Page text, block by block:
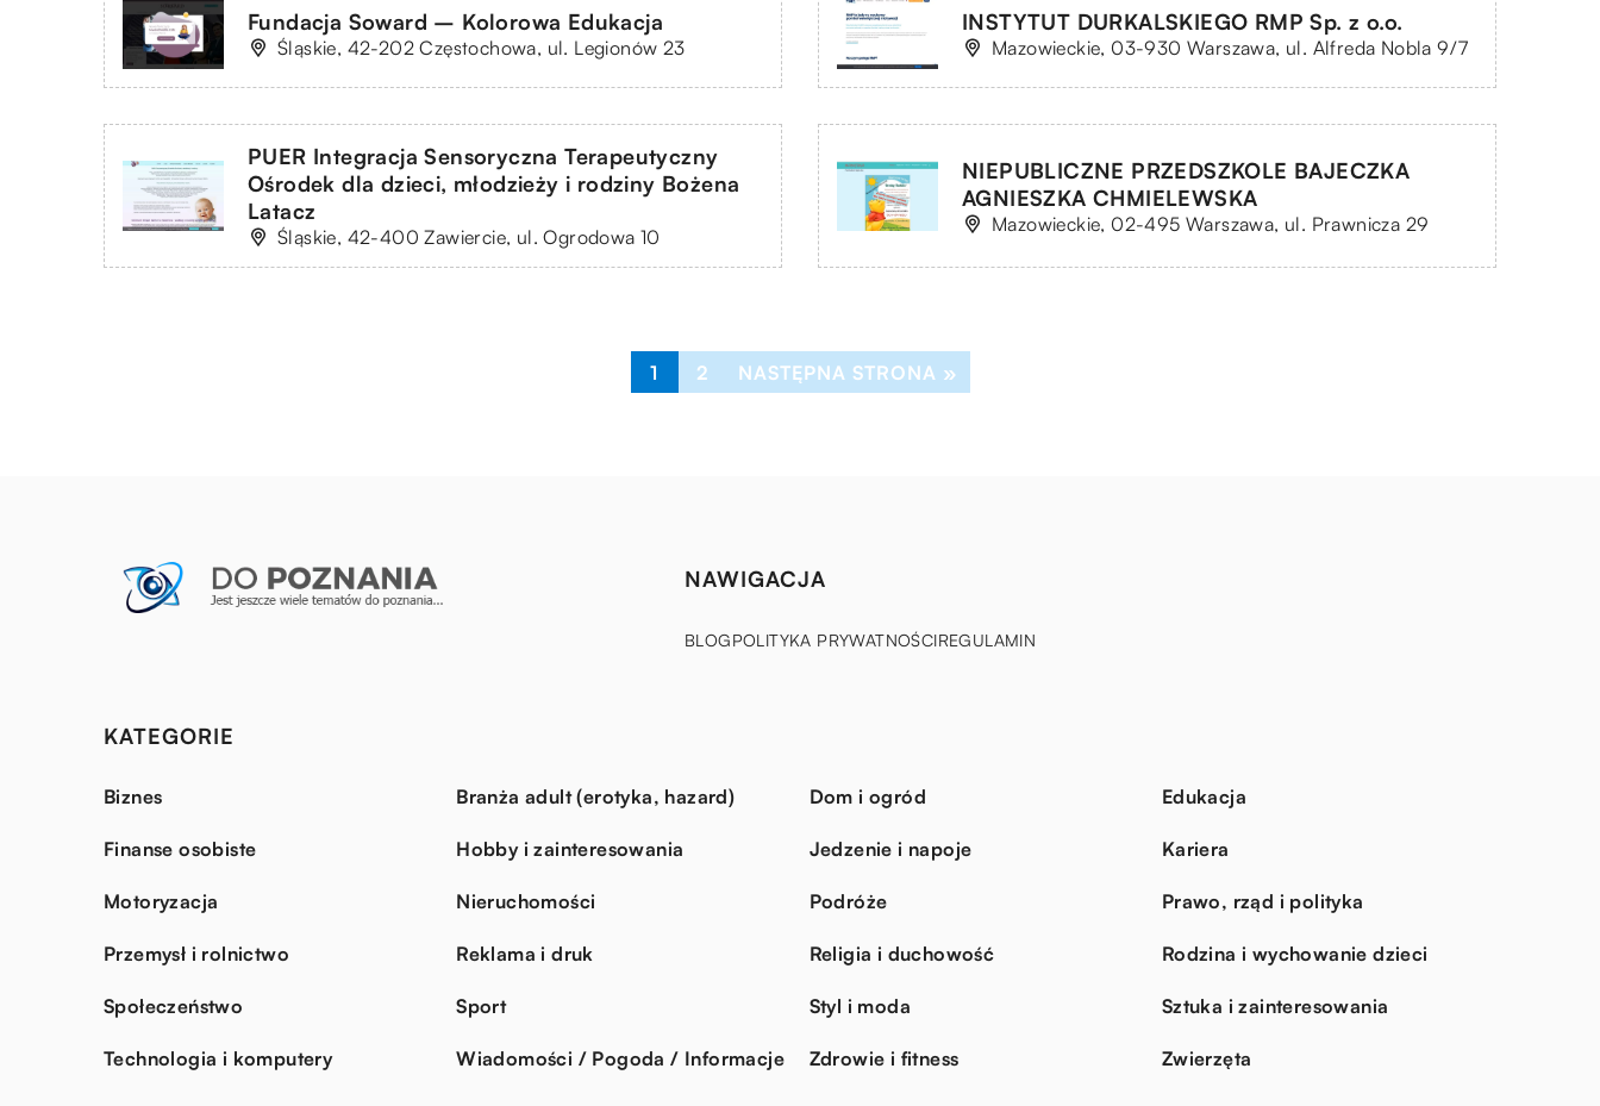
Fundacja Soward – Kolorowa Edukacja
Śląskie, 42-202 Częstochowa, ul. Legionów 23
INSTYTUT DURKALSKIEGO RMP Sp. z o.o.
Mazowieckie, 03-930 Warszawa, ul. Alfreda Nobla 9/7
PUER Integracja Sensoryczna Terapeutyczny
Ośrodek dla dzieci, młodzieży i rodziny Bożena
Latacz
Śląskie, 42-400 Zawiercie, ul. Ogrodowa 10
NIEPUBLICZNE PRZEDSZKOLE BAJECZKA
AGNIESZKA CHMIELEWSKA
Mazowieckie, 02-495 Warszawa, ul. Prawnicza 29
1 2 NASTĘPNA STRONA »
NAWIGACJA
BLOGPOLITYKA PRYWATNOŚCIREGULAMIN
KATEGORIE
Biznes Branża adult (erotyka, hazard) Dom i ogród Edukacja
Finanse osobiste Hobby i zainteresowania Jedzenie i napoje Kariera
Motoryzacja Nieruchomości Podróże Prawo, rząd i polityka
Przemysł i rolnictwo Reklama i druk Religia i duchowość Rodzina i wychowanie dzieci
Społeczeństwo Sport Styl i moda Sztuka i zainteresowania
Technologia i komputery Wiadomości / Pogoda / Informacje Zdrowie i fitness Zwierzęta